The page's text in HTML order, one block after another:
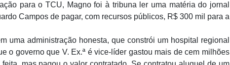
para o TCU, Magno foi à tribuna ler uma matéria do jornal
Campos de pagar, com recursos públicos, R$ 300 mil para a
uma administração honesta, que constrói um hospital regional
o governo que V. Ex.ª é vice-líder gastou mais de cem milhões